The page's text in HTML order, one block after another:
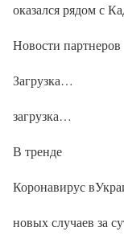
оказался рядом с
Новости партнеров
Загрузка…
загрузка…
В тренде
Коронавирус
новых случаев за